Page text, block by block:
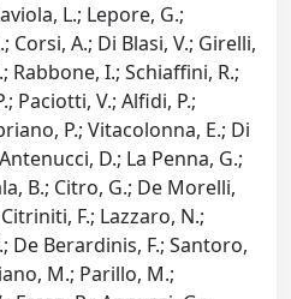
L.; Lepore, G.;
Corsi, A.; Di Blasi, V.; Girelli,
Rabbone, I.; Schiaffini, R.;
Paciotti, V.; Alfidi, P.;
P.; Vitacolonna, E.; Di
D.; La Penna, G.;
B.; Citro, G.; De Morelli,
F.; Lazzaro, N.;
De Berardinis, F.; Santoro,
M.; Parillo, M.;